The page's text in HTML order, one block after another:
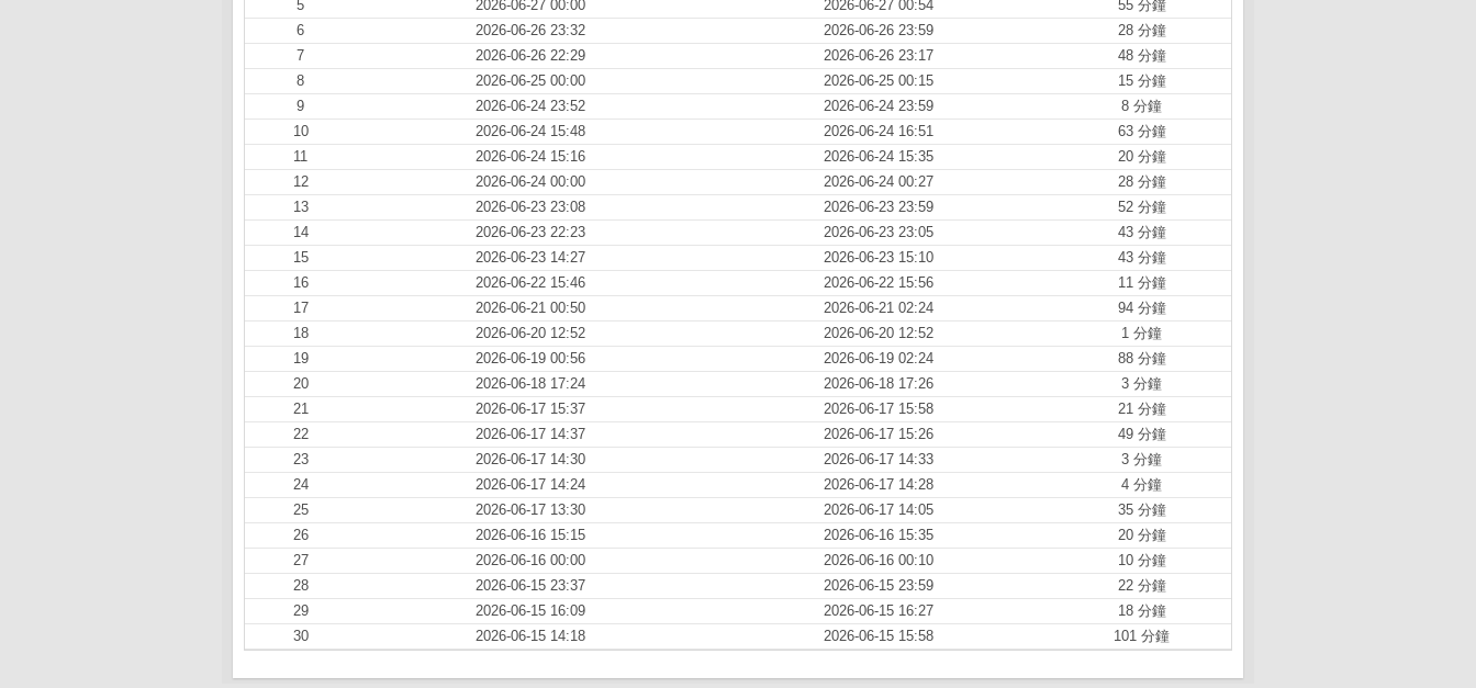
5
2026-06-27 00:00 2026-06-27 00:54
55 分鐘
6
2026-06-26 23:32 2026-06-26 23:59
28 分鐘
7
2026-06-26 22:29 2026-06-26 23:17
48 分鐘
8
2026-06-25 00:00 2026-06-25 00:15
15 分鐘
9
2026-06-24 23:52 2026-06-24 23:59
8 分鐘
10
2026-06-24 15:48 2026-06-24 16:51
63 分鐘
11
2026-06-24 15:16 2026-06-24 15:35
20 分鐘
12
2026-06-24 00:00 2026-06-24 00:27
28 分鐘
13
2026-06-23 23:08 2026-06-23 23:59
52 分鐘
14
2026-06-23 22:23 2026-06-23 23:05
43 分鐘
15
2026-06-23 14:27 2026-06-23 15:10
43 分鐘
16
2026-06-22 15:46 2026-06-22 15:56
11 分鐘
17
2026-06-21 00:50 2026-06-21 02:24
94 分鐘
18
2026-06-20 12:52 2026-06-20 12:52
1 分鐘
19
2026-06-19 00:56 2026-06-19 02:24
88 分鐘
20
2026-06-18 17:24 2026-06-18 17:26
3 分鐘
21
2026-06-17 15:37 2026-06-17 15:58
21 分鐘
22
2026-06-17 14:37 2026-06-17 15:26
49 分鐘
23
2026-06-17 14:30 2026-06-17 14:33
3 分鐘
24
2026-06-17 14:24 2026-06-17 14:28
4 分鐘
25
2026-06-17 13:30 2026-06-17 14:05
35 分鐘
26
2026-06-16 15:15 2026-06-16 15:35
20 分鐘
27
2026-06-16 00:00 2026-06-16 00:10
10 分鐘
28
2026-06-15 23:37 2026-06-15 23:59
22 分鐘
29
2026-06-15 16:09 2026-06-15 16:27
18 分鐘
30
2026-06-15 14:18 2026-06-15 15:58 101 分鐘